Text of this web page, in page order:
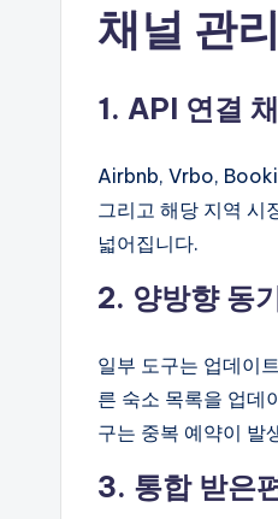
채널 관
1. API 연결
Airbnb, Vrbo,
그리고 해당 지역 시
넓어집니다.
2. 양방향 동
일부 도구는 업데이
른 숙소 목록을 업데
구는 중복 예약이 발
3. 통합 받은